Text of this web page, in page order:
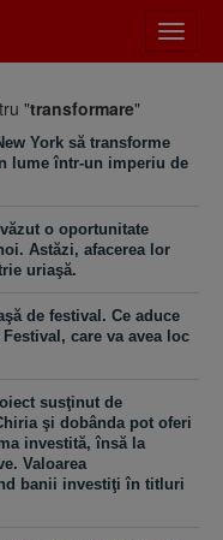
meniu
"transformare"
York să transforme
lume într-un imperiu de
o oportunitate
Astăzi, afacerea lor
uriaşă.
de festival. Ce aduce
care va avea loc
susţinut de
şi dobânda pot oferi
investită, însă la
Valoarea
banii investiţi în titluri